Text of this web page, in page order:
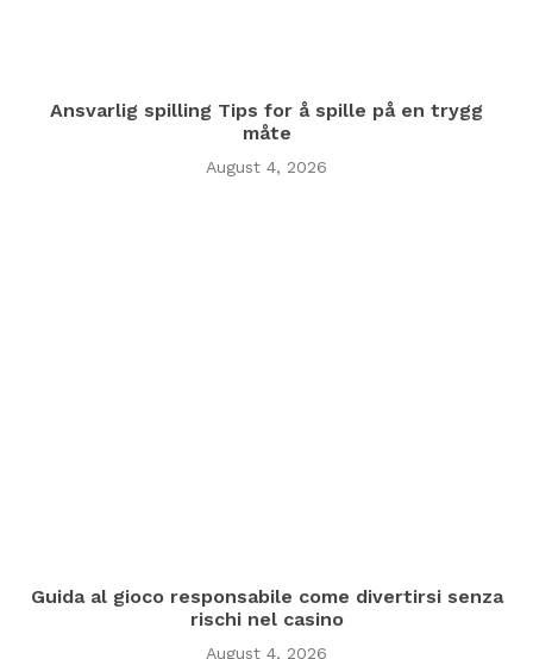
Ansvarlig spilling Tips for å spille på en trygg
måte
August 4, 2026
Guida al gioco responsabile come divertirsi senza
rischi nel casino
August 4, 2026